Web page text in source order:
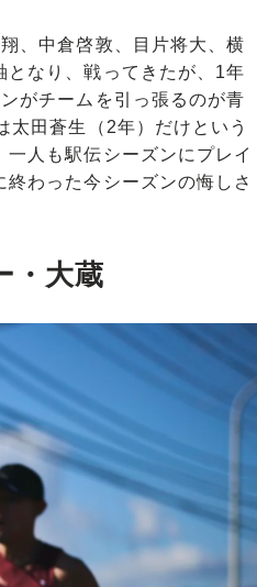
、中倉啓敦、目片将大、横
となり、戦ってきたが、1年
がチームを引っ張るのが青
田蒼生（2年）だけという
人も駅伝シーズンにプレイ
わった今シーズンの悔しさ
・大蔵